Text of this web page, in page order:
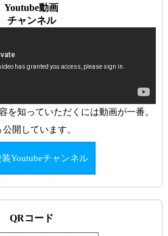
Youtube動画
チャンネル
を知っていただくには動画が一番。
開しています。
Youtubeチャンネル
QRコード